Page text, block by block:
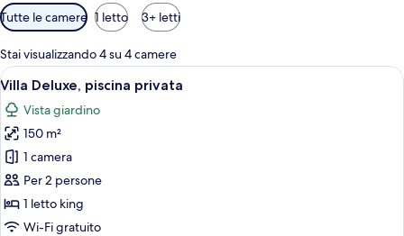
Filtri
disponibili
per
le
camere
Tutte le camere 1 letto 3+ letti
Stai visualizzando 4 su 4 camere
Apri
tutte
le
foto
per
Villa
Deluxe,
piscina
Una camera da letto con un letto,
8
Villa Deluxe, piscina privata
Vista giardino
150 m²
1 camera
Per 2 persone
1 letto king
Wi-Fi gratuito